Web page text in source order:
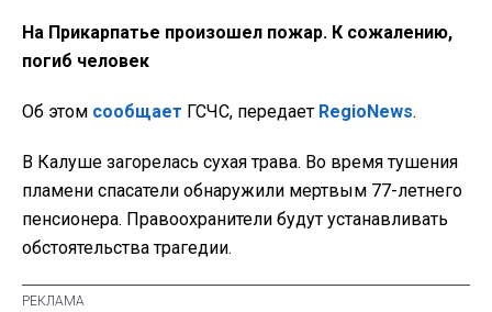
На Прикарпатье произошел пожар. К сожалению,
погиб человек
Об этом сообщает ГСЧС, передает RegioNews.
В Калуше загорелась сухая трава. Во время тушения
пламени спасатели обнаружили мертвым 77-летнего
пенсионера. Правоохранители будут устанавливать
обстоятельства трагедии.